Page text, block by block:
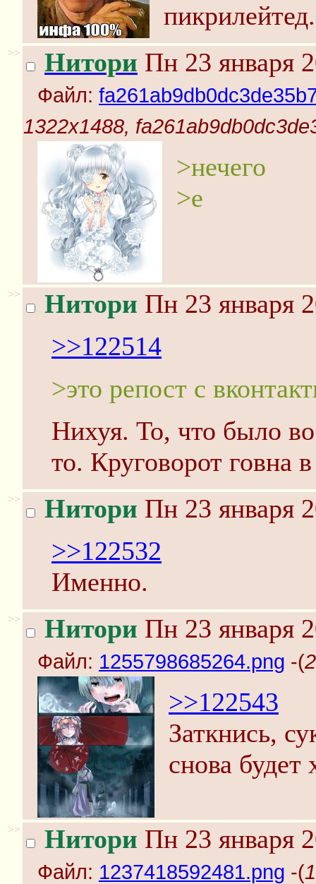
пикрилейтед.
>> Нитори Пн 23 января
Файл:
1322x1488,
>нечего
>е
>> Нитори Пн 23 января
>>122514
>это репост с
Нихуя. То, что было
то. Круговорот говна
>> Нитори Пн 23 января
>>122532
Именно.
>> Нитори Пн 23 января
Файл: 1255798685264.png -(
>>122543
Заткнись,
снова
>> Нитори Пн 23 января
Файл: 1237418592481.png -(